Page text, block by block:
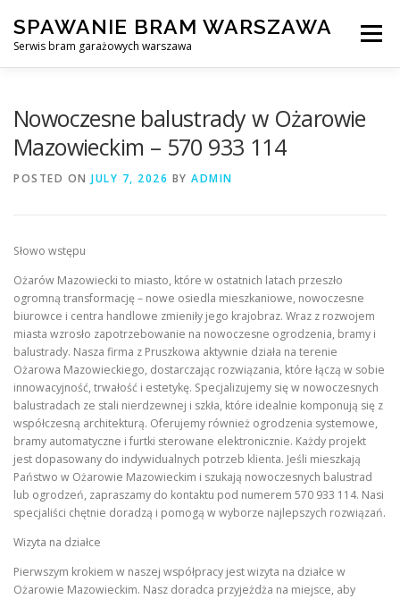
content
SPAWANIE BRAM WARSZAWA
Serwis bram garażowych warszawa
Menu
Nowoczesne balustrady w Ożarowie
Mazowieckim – 570 933 114
POSTED ON JULY 7, 2026 BY ADMIN
Słowo wstępu
Ożarów Mazowiecki to miasto, które w ostatnich latach przeszło
ogromną transformację – nowe osiedla mieszkaniowe, nowoczesne
biurowce i centra handlowe zmieniły jego krajobraz. Wraz z rozwojem
miasta wzrosło zapotrzebowanie na nowoczesne ogrodzenia, bramy i
balustrady. Nasza firma z Pruszkowa aktywnie działa na terenie
Ożarowa Mazowieckiego, dostarczając rozwiązania, które łączą w sobie
innowacyjność, trwałość i estetykę. Specjalizujemy się w nowoczesnych
balustradach ze stali nierdzewnej i szkła, które idealnie komponują się z
współczesną architekturą. Oferujemy również ogrodzenia systemowe,
bramy automatyczne i furtki sterowane elektronicznie. Każdy projekt
jest dopasowany do indywidualnych potrzeb klienta. Jeśli mieszkają
Państwo w Ożarowie Mazowieckim i szukają nowoczesnych balustrad
lub ogrodzeń, zapraszamy do kontaktu pod numerem 570 933 114. Nasi
specjaliści chętnie doradzą i pomogą w wyborze najlepszych rozwiązań.
Wizyta na działce
Pierwszym krokiem w naszej współpracy jest wizyta na działce w
Ożarowie Mazowieckim. Nasz doradca przyjeżdża na miejsce, aby